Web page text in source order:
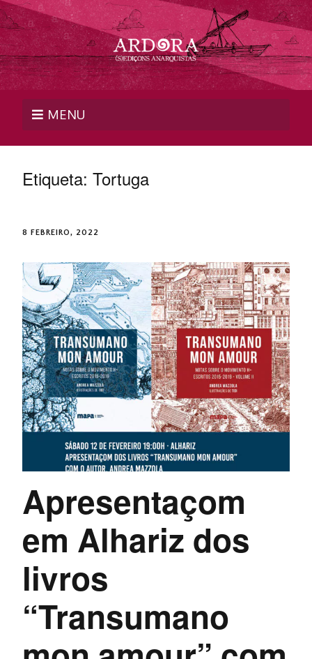
MENU
Etiqueta: Tortuga
8 FEBREIRO, 2022
Apresentaçom
em Alhariz dos
livros
“Transumano